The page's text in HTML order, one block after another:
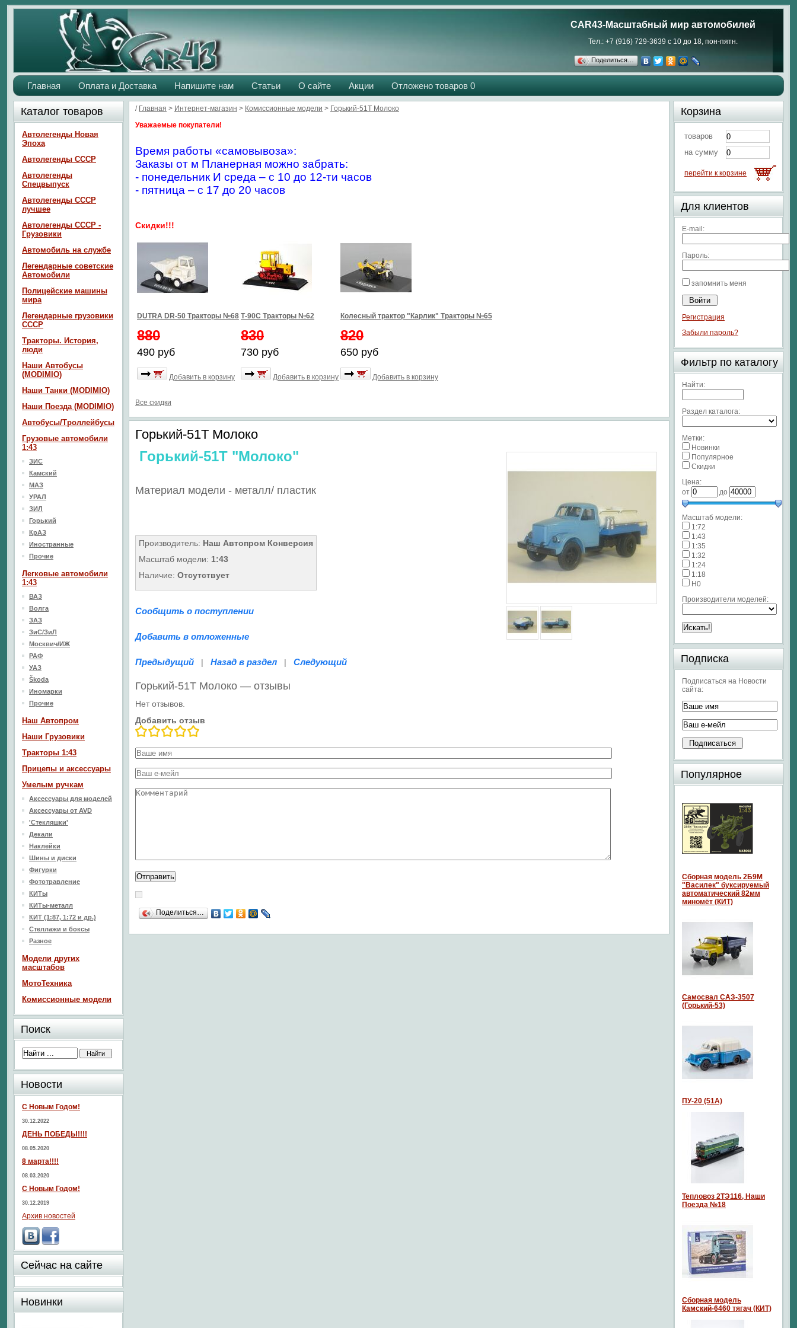
CAR43-Масштабный мир автомобилей
Тел.: +7 (916) 729-3639 с 10 до 18, пон-пятн.
Поделиться…
Главная Оплата и Доставка Напишите нам Статьи О сайте Акции Отложено товаров 0
/ Главная > Интернет-магазин > Комиссионные модели > Горький-51Т Молоко
Уважаемые покупатели!
Время работы «самовывоза»:
Заказы от м Планерная можно забрать:
- понедельник И среда – с 10 до 12-ти часов
- пятница – с 17 до 20 часов
Скидки!!!
DUTRA DR-50 Тракторы №68
880
490 руб
Добавить в корзину
Т-90С Тракторы №62
830
730 руб
Добавить в корзину
Колесный трактор "Карлик" Тракторы №65
820
650 руб
Добавить в корзину
Все скидки
Горький-51Т Молоко
Горький-51Т "Молоко"
Материал модели - металл/ пластик
Производитель: Наш Автопром Конверсия
Масштаб модели: 1:43
Наличие: Отсутствует
Сообщить о поступлении
Добавить в отложенные
Предыдущий | Назад в раздел | Следующий
Горький-51Т Молоко — отзывы
Нет отзывов.
Добавить отзыв
Поделиться…
Каталог товаров
Автолегенды Новая
Эпоха
Автолегенды СССР
Автолегенды
Спецвыпуск
Автолегенды СССР
лучшее
Автолегенды СССР -
Грузовики
Автомобиль на службе
Легендарные советские
Автомобили
Полицейские машины
мира
Легендарные грузовики
СССР
Тракторы. История,
люди
Наши Автобусы
(MODIMIO)
Наши Танки (MODIMIO)
Наши Поезда (MODIMIO)
Автобусы/Троллейбусы
Грузовые автомобили
1:43
ЗИС
Камский
МАЗ
УРАЛ
ЗИЛ
Горький
КрАЗ
Иностранные
Прочие
Легковые автомобили
1:43
ВАЗ
Волга
ЗАЗ
ЗиС/ЗиЛ
Москвич/ИЖ
РАФ
УАЗ
Škoda
Иномарки
Прочие
Наш Aвтопром
Наши Грузовики
Тракторы 1:43
Прицепы и аксессуары
Умелым ручкам
Аксессуары для моделей
Аксессуары от AVD
'Стекляшки'
Декали
Наклейки
Шины и диски
Фигурки
Фототравление
КИТы
КИТы-металл
КИТ (1:87, 1:72 и др.)
Стеллажи и боксы
Разное
Модели других
масштабов
МотоТехника
Комиссионные модели
Поиск
Новости
С Новым Годом!
30.12.2022
ДЕНЬ ПОБЕДЫ!!!!
08.05.2020
8 марта!!!!
08.03.2020
С Новым Годом!
30.12.2019
Архив новостей
Сейчас на сайте
Новинки
Корзина
товаров
на сумму
перейти к корзине
Для клиентов
E-mail:
Пароль:
запомнить меня
Регистрация
Забыли пароль?
Фильтр по каталогу
Найти:
Раздел каталога:
Метки:
Новинки
Популярное
Скидки
Цена:
от
до
Масштаб модели:
1:72
1:43
1:35
1:32
1:24
1:18
H0
Производители моделей:
Подписка
Подписаться на Новости
сайта:
Популярное
Сборная модель 2Б9М
"Василек" буксируемый
автоматический 82мм
миномёт (КИТ)
Самосвал САЗ-3507
(Горький-53)
ПУ-20 (51А)
Тепловоз 2ТЭ116, Наши
Поезда №18
Сборная модель
Камский-6460 тягач (КИТ)